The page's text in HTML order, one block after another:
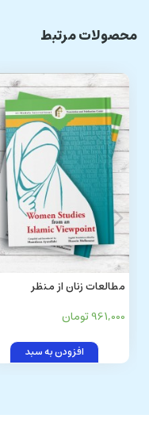
محصولات مرتبط
مطالعات زنان از منظر
STUDIES FROM AN ISLAMIC
VIEWPOINNT
961,000 تومان
افزودن به سبد